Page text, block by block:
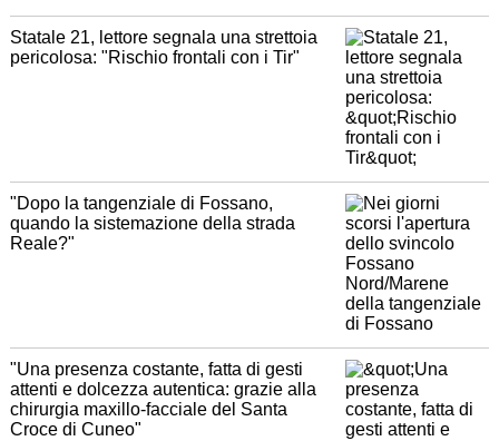
Statale 21, lettore segnala una strettoia
pericolosa: "Rischio frontali con i Tir"
"Dopo la tangenziale di Fossano,
quando la sistemazione della strada
Reale?"
"Una presenza costante, fatta di gesti
attenti e dolcezza autentica: grazie alla
chirurgia maxillo-facciale del Santa
Croce di Cuneo"